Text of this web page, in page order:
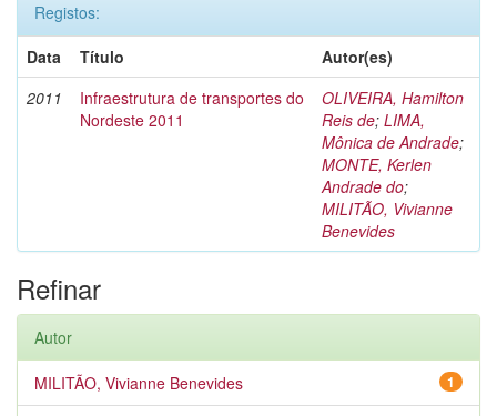
Registos:
Data
Título
Autor(es)
2011
Infraestrutura de transportes do
Nordeste 2011
OLIVEIRA, Hamilton
Reis de; LIMA,
Mônica de Andrade;
MONTE, Kerlen
Andrade do;
MILITÃO, Vivianne
Benevides
Refinar
Autor
1
MILITÃO, Vivianne Benevides